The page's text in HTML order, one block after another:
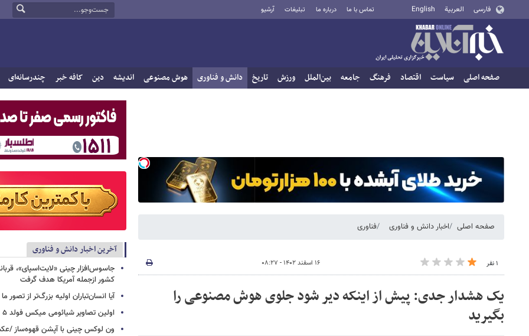
فارسی العربية English تماس با ما درباره ما تبلیغات آرشیو
صفحه اصلی سیاست اقتصاد فرهنگ جامعه بین‌الملل ورزش تاریخ دانش و فناوری هوش مصنوعی اندیشه دین کافه خبر چندرسانه‌ای
صفحه اصلی اخبار دانش و فناوری فناوری
۱ نفر ۱۶ اسفند ۱۴۰۲ - ۰۸:۲۷
یک هشدار جدی: پیش از اینکه دیر شود جلوی هوش مصنوعی را
بگیرید
آخرین اخبار دانش و فناوری
کشور ازجمله آمریکا هدف گرفت
آیا انسان‌تباران اولیه بزرگ‌تر از تصور
اولین تصاویر شیائومی میکس فولد ۵ منتشر شد
ون لوکس چینی با آپشن قهوه‌ساز /